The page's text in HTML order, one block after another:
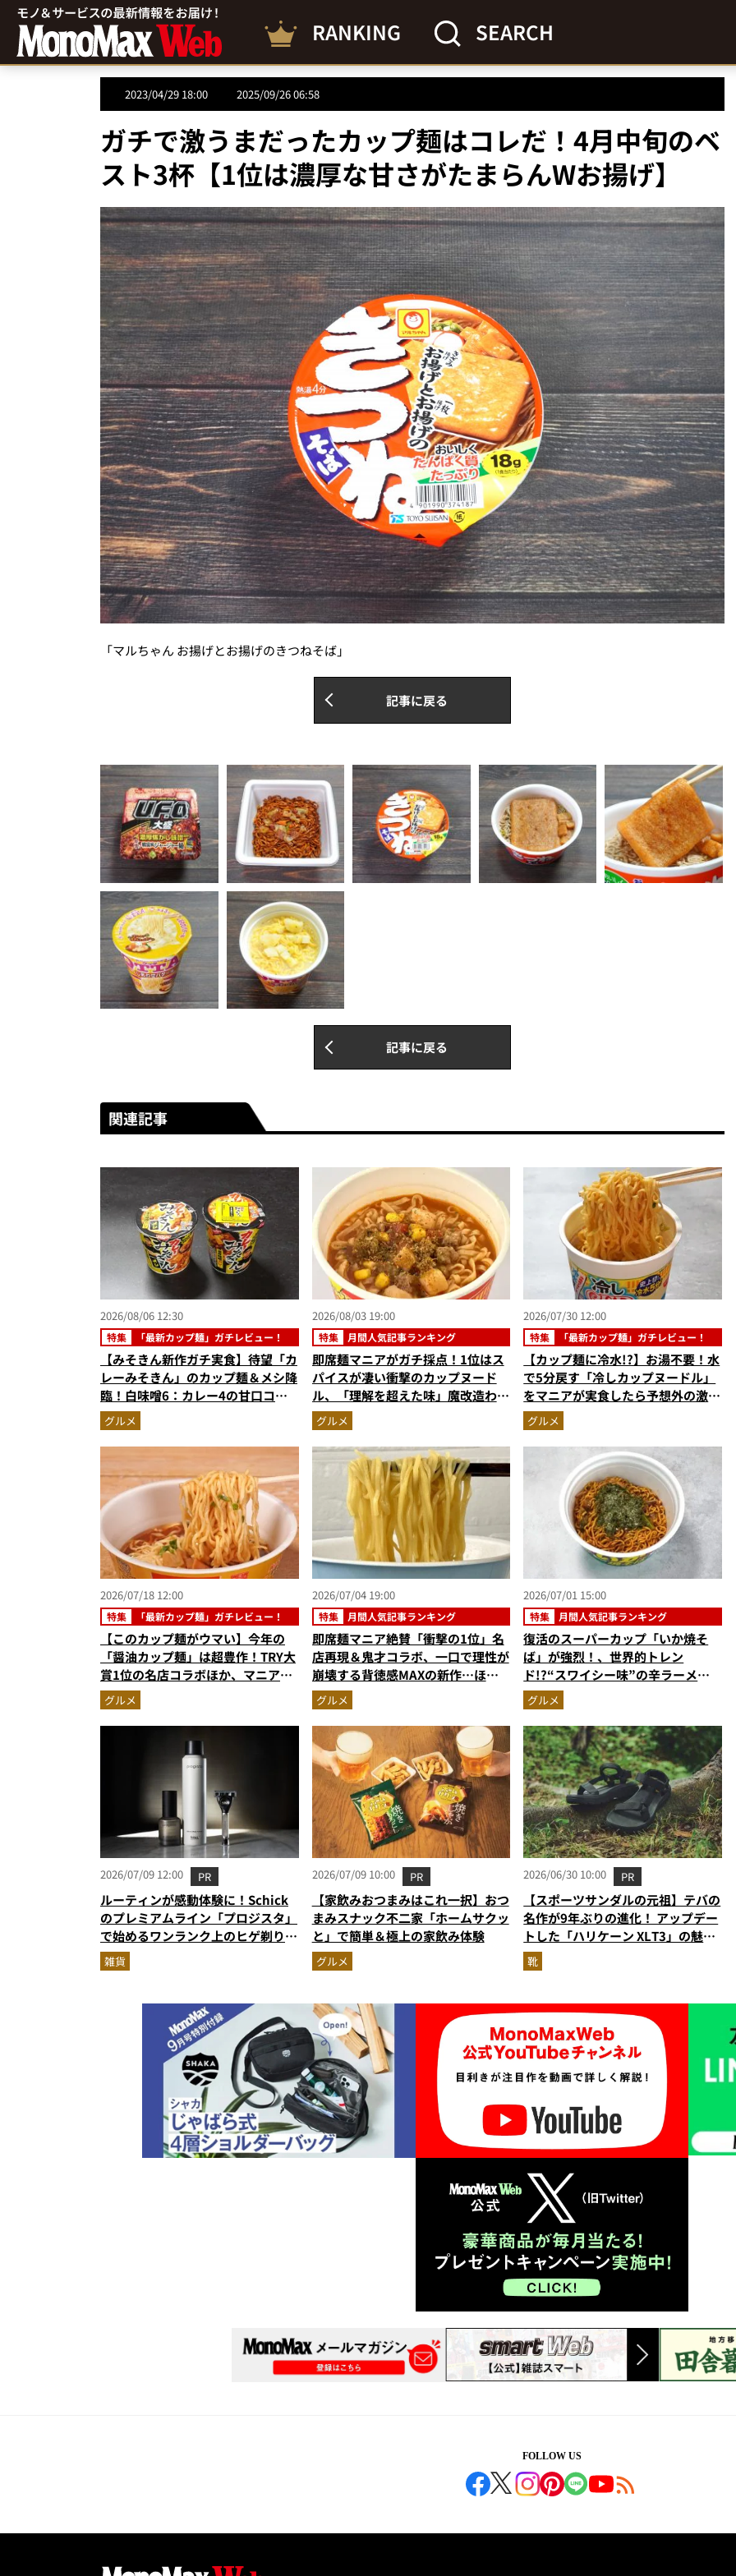
RANKING SEARCH
2023/04/29 18:00 2025/09/26 06:58
ガチで激うまだったカップ麺はコレだ！4月中旬のベ
スト3杯【1位は濃厚な甘さがたまらんWお揚げ】
「マルちゃん お揚げとお揚げのきつねそば」
記事に戻る
記事に戻る
関連記事
2026/08/06 12:30
特集 「最新カップ麺」ガチレビュー！
【みそきん新作ガチ実食】待望「カ
レーみそきん」のカップ麺＆メシ降
臨！白味噌6：カレー4の甘口コク
旨スープ＆ゴロッと大ぶりポテトに
歓喜
グルメ
2026/08/03 19:00
特集 月間人気記事ランキング
即席麺マニアがガチ採点！1位はス
パイスが凄い衝撃のカップヌード
ル、「理解を超えた味」魔改造わか
めラーメン…ほか【カップ麺の人気
記事ランキングベスト3】（2026年
6月版）
グルメ
2026/07/30 12:00
特集 「最新カップ麺」ガチレビュー！
【カップ麺に冷水!?】お湯不要！水
で5分戻す「冷しカップヌードル」
をマニアが実食したら予想外の激ウ
マ新体験だった
グルメ
2026/07/18 12:00
特集 「最新カップ麺」ガチレビュー！
【このカップ麺がウマい】今年の
「醤油カップ麺」は超豊作！TRY大
賞1位の名店コラボほか、マニア激
推しの3杯を徹底レビュー
グルメ
2026/07/04 19:00
特集 月間人気記事ランキング
即席麺マニア絶賛「衝撃の1位」名
店再現＆鬼才コラボ、一口で理性が
崩壊する背徳感MAXの新作…ほか
【カップ麺の人気記事ランキングベ
スト3】（2026年5月版）
グルメ
2026/07/01 15:00
特集 月間人気記事ランキング
復活のスーパーカップ「いか焼そ
ば」が強烈！、世界的トレン
ド!?“スワイシー味”の辛ラーメ
ン…ほか【カップ焼きそばの人気記
事ランキングベスト3】（2026年5
月版）
グルメ
2026/07/09 12:00 PR
ルーティンが感動体験に！Schick
のプレミアムライン「プロジスタ」
で始めるワンランク上のヒゲ剃り習
慣
雑貨
2026/07/09 10:00 PR
【家飲みおつまみはこれ一択】おつ
まみスナック不二家「ホームサクッ
と」で簡単＆極上の家飲み体験
グルメ
2026/06/30 10:00 PR
【スポーツサンダルの元祖】テバの
名作が9年ぶりの進化！ アップデー
トした「ハリケーン XLT3」の魅力
を識者があらゆる角度から徹底解
説！
靴
FOLLOW US